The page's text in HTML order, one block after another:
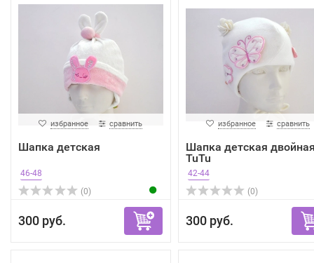
избранное сравнить
Шапка детская
46-48
(0)
300 руб.
избранное сравнить
Шапка детская
TuTu
42-44
(0)
300 руб.